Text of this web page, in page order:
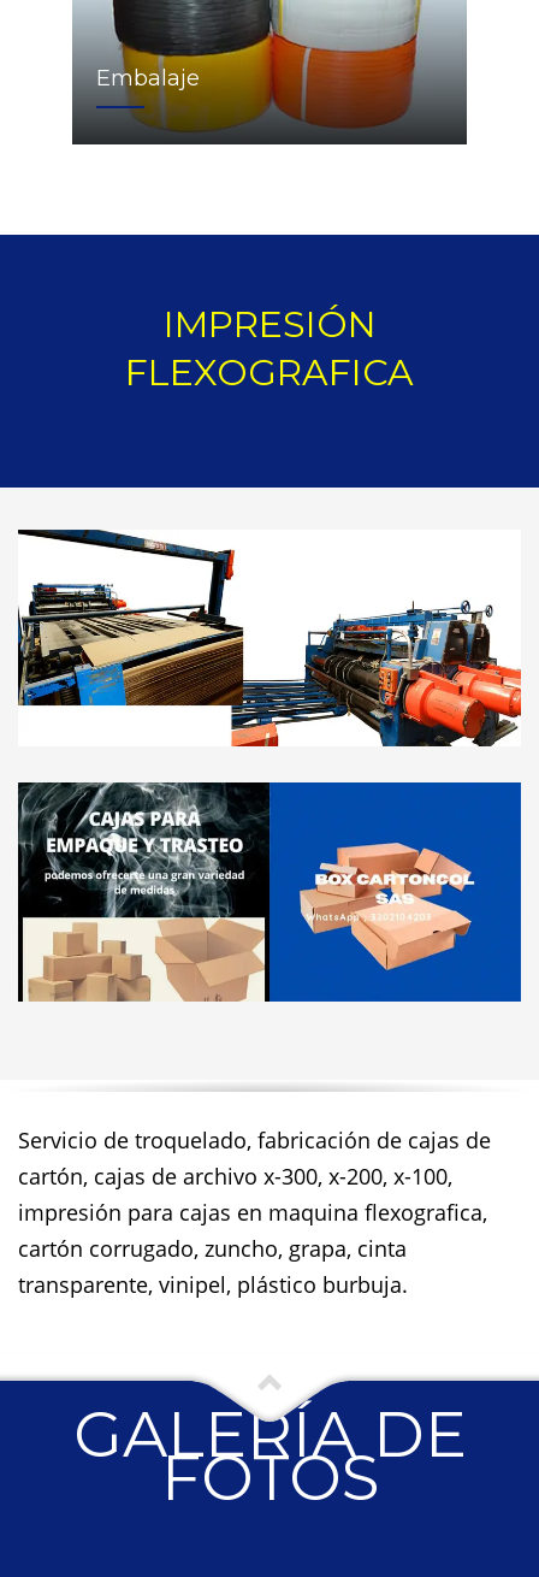
Embalaje
IMPRESIÓN
FLEXOGRAFICA
Servicio de troquelado, fabricación de cajas de
cartón, cajas de archivo x-300, x-200, x-100,
impresión para cajas en maquina flexografica,
cartón corrugado, zuncho, grapa, cinta
transparente, vinipel, plástico burbuja.
GALERÍA DE
FOTOS